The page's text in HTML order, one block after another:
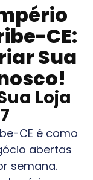
CE:
Sua
Loja
CE é como
abertas
semana.